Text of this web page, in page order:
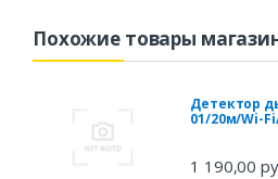
Похожие товары
Детектор
01/20м/Wi-
1 190,00